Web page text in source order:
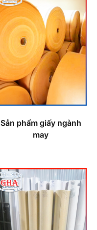
Sản phẩm giấy ngành
may